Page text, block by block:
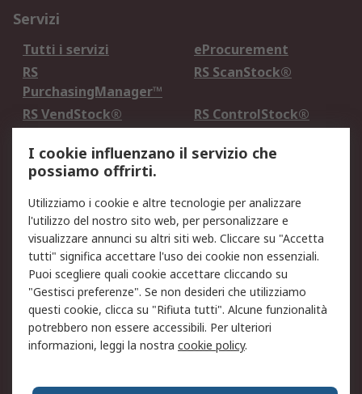
Servizi
Tutti i servizi
eProcurement
RS
PurchasingManager™
RS ScanStock®
RS VendStock®
RS ControlStock®
Legale
Informativa Cookie
Informativa Privacy -
Aggiornata
Email Security
Termini d'uso
Condizioni di vendita
Condizioni generali di
servizio
Etica e responsabilità
Chi Siamo
Chi Siamo Contattaci
I cookie influenzano il servizio che
possiamo offrirti.
Utilizziamo i cookie e altre tecnologie per analizzare
l'utilizzo del nostro sito web, per personalizzare e
visualizzare annunci su altri siti web. Cliccare su "Accetta
tutti" significa accettare l'uso dei cookie non essenziali.
Puoi scegliere quali cookie accettare cliccando su
"Gestisci preferenze". Se non desideri che utilizziamo
questi cookie, clicca su "Rifiuta tutti". Alcune funzionalità
potrebbero non essere accessibili. Per ulteriori
informazioni, leggi la nostra cookie policy.